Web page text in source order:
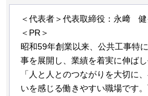
＜代表者＞代表取締役：永﨑
＜PR＞
昭和59年創業以来、公共工事特
事を展開し、業績を着実に伸ば
「人と人とのつながりを大切に
いを感じる働きやすい職場です